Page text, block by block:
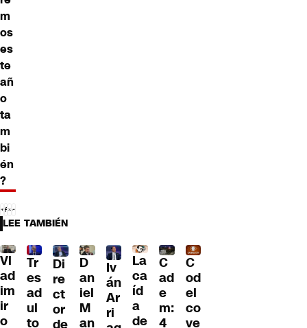
m
os
es
te
añ
o
ta
m
bi
én
?
LEE TAMBIÉN
Vl
ad
im
ir
o
Tr
es
ad
ul
to
Di
re
ct
or
de
D
an
iel
M
an
Iv
án
Ar
ri
La
ca
íd
a
de
C
ad
e
m:
4
C
od
el
co
ve